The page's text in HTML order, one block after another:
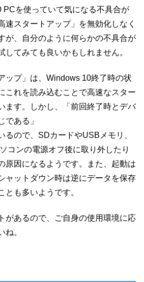
PCを使っていて気になる不具合が
速スタートアップ」を無効化しなく
が、自分のように何らかの不具合が
してみても良いかもしれません。
ップ」は、Windows 10終了時の状
これを読み込むことで高速なスター
ます。しかし、「前回終了時とデバ
である」
るので、SDカードやUSBメモリ、
コンの電源オフ後に取り外したり
原因になるようです。また、起動は
ャットダウン時は逆にデータを保存
とも多いようです。
があるので、ご自身の使用環境に応
ね。